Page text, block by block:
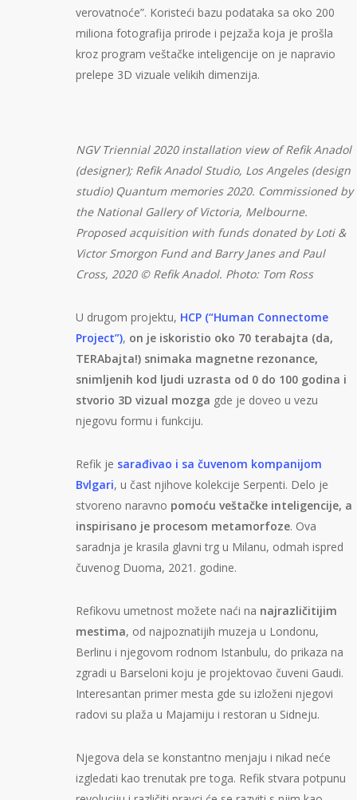
verovatnoće”. Koristeći bazu podataka sa oko 200
miliona fotografija prirode i pejzaža koja je prošla
kroz program veštačke inteligencije on je napravio
prelepe 3D vizuale velikih dimenzija.
NGV Triennial 2020 installation view of Refik Anadol
(designer); Refik Anadol Studio, Los Angeles (design
studio) Quantum memories 2020. Commissioned by
the National Gallery of Victoria, Melbourne.
Proposed acquisition with funds donated by Loti &
Victor Smorgon Fund and Barry Janes and Paul
Cross, 2020 © Refik Anadol. Photo: Tom Ross
U drugom projektu, HCP (“Human Connectome
Project”), on je iskoristio oko 70 terabajta (da,
TERAbajta!) snimaka magnetne rezonance,
snimljenih kod ljudi uzrasta od 0 do 100 godina i
stvorio 3D vizual mozga gde je doveo u vezu
njegovu formu i funkciju.
Refik je sarađivao i sa čuvenom kompanijom
Bvlgari, u čast njihove kolekcije Serpenti. Delo je
stvoreno naravno pomoću veštačke inteligencije, a
inspirisano je procesom metamorfoze. Ova
saradnja je krasila glavni trg u Milanu, odmah ispred
čuvenog Duoma, 2021. godine.
Refikovu umetnost možete naći na najrazličitijim
mestima, od najpoznatijih muzeja u Londonu,
Berlinu i njegovom rodnom Istanbulu, do prikaza na
zgradi u Barseloni koju je projektovao čuveni Gaudi.
Interesantan primer mesta gde su izloženi njegovi
radovi su plaža u Majamiju i restoran u Sidneju.
Njegova dela se konstantno menjaju i nikad neće
izgledati kao trenutak pre toga. Refik stvara potpunu